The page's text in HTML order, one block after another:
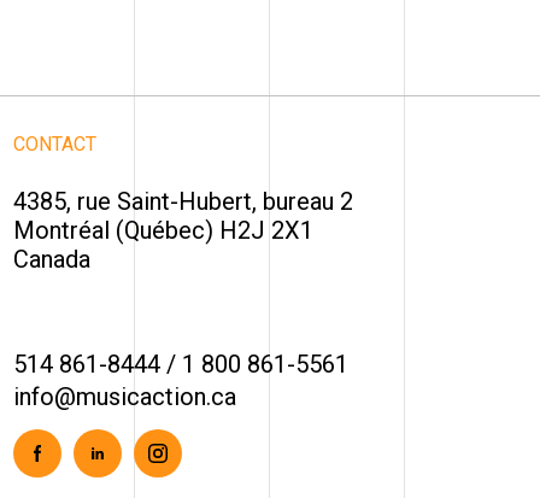
CONTACT
4385, rue Saint-Hubert, bureau 2
Montréal (Québec) H2J 2X1
Canada
514 861-8444 / 1 800 861-5561
info@musicaction.ca
FacebookLinkedinInstagram